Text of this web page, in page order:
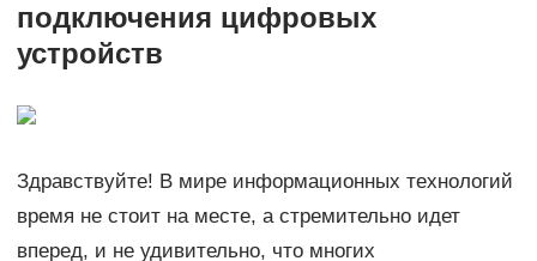
подключения цифровых
устройств
Здравствуйте! В мире информационных технологий
время не стоит на месте, а стремительно идет
вперед, и не удивительно, что многих